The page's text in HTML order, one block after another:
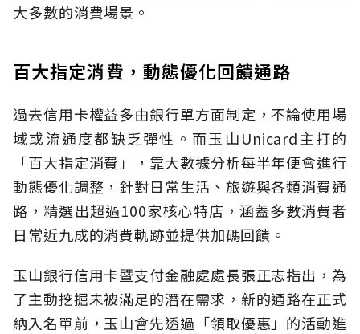
大多數的消費場景。
百大指定消費，動態優化回饋通路
過去信用卡權益多由銀行單方面制定，不論使用場
域或流通度都缺乏彈性。而玉山Unicard主打的
「百大指定消費」，靠大數據分析每半年便會進行
動態優化調整，針對日常生活、旅遊與各類消費通
路，精選出超過100家核心特店，涵蓋多數消費者
日常近九成的消費軌跡並提供加碼回饋。
玉山銀行信用卡暨支付金融處處長張正志指出，為
了主動挖掘未被滿足的潛在需求，新的通路在正式
納入名單前，玉山會先透過「領取優惠」的活動進